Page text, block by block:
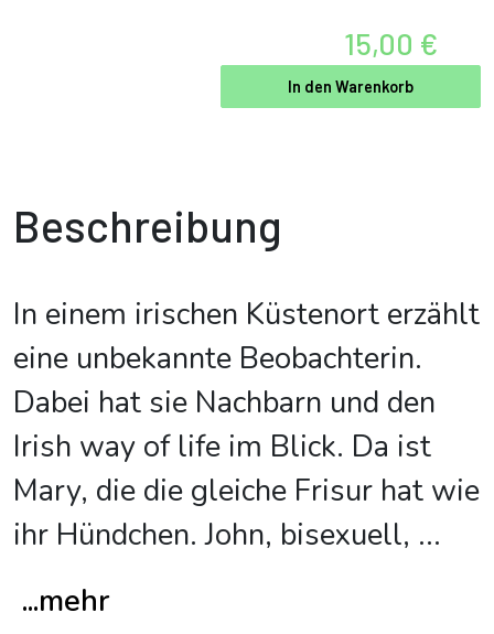
15,00 €
In den Warenkorb
Beschreibung
In einem irischen Küstenort erzählt
eine unbekannte Beobachterin.
Dabei hat sie Nachbarn und den
Irish way of life im Blick. Da ist
Mary, die die gleiche Frisur hat wie
ihr Hündchen. John, bisexuell, ...
...mehr